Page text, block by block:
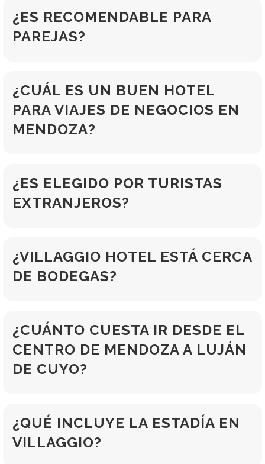
¿ES RECOMENDABLE PARA
PAREJAS?
¿CUÁL ES UN BUEN HOTEL
PARA VIAJES DE NEGOCIOS EN
MENDOZA?
¿ES ELEGIDO POR TURISTAS
EXTRANJEROS?
¿VILLAGGIO HOTEL ESTÁ CERCA
DE BODEGAS?
¿CUÁNTO CUESTA IR DESDE EL
CENTRO DE MENDOZA A LUJÁN
DE CUYO?
¿QUÉ INCLUYE LA ESTADÍA EN
VILLAGGIO?